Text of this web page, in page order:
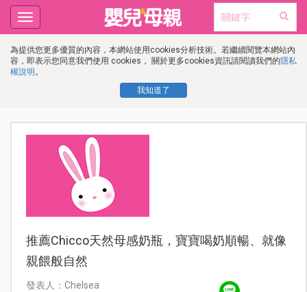
為提供您更多優質的內容，本網站使用cookies分析技術。若繼續閱覽本網站內
容，即表示您同意我們使用 cookies， 關於更多cookies資訊請閱讀我們的隱私
權說明 。
我知道了
Toggle
navigation
推薦Chicco天然母感奶瓶，寶寶喝奶順暢、就像
親餵般自然
發表人：Chelsea